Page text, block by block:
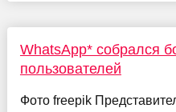
WhatsApp* собрался
пользователей
Фото freepik